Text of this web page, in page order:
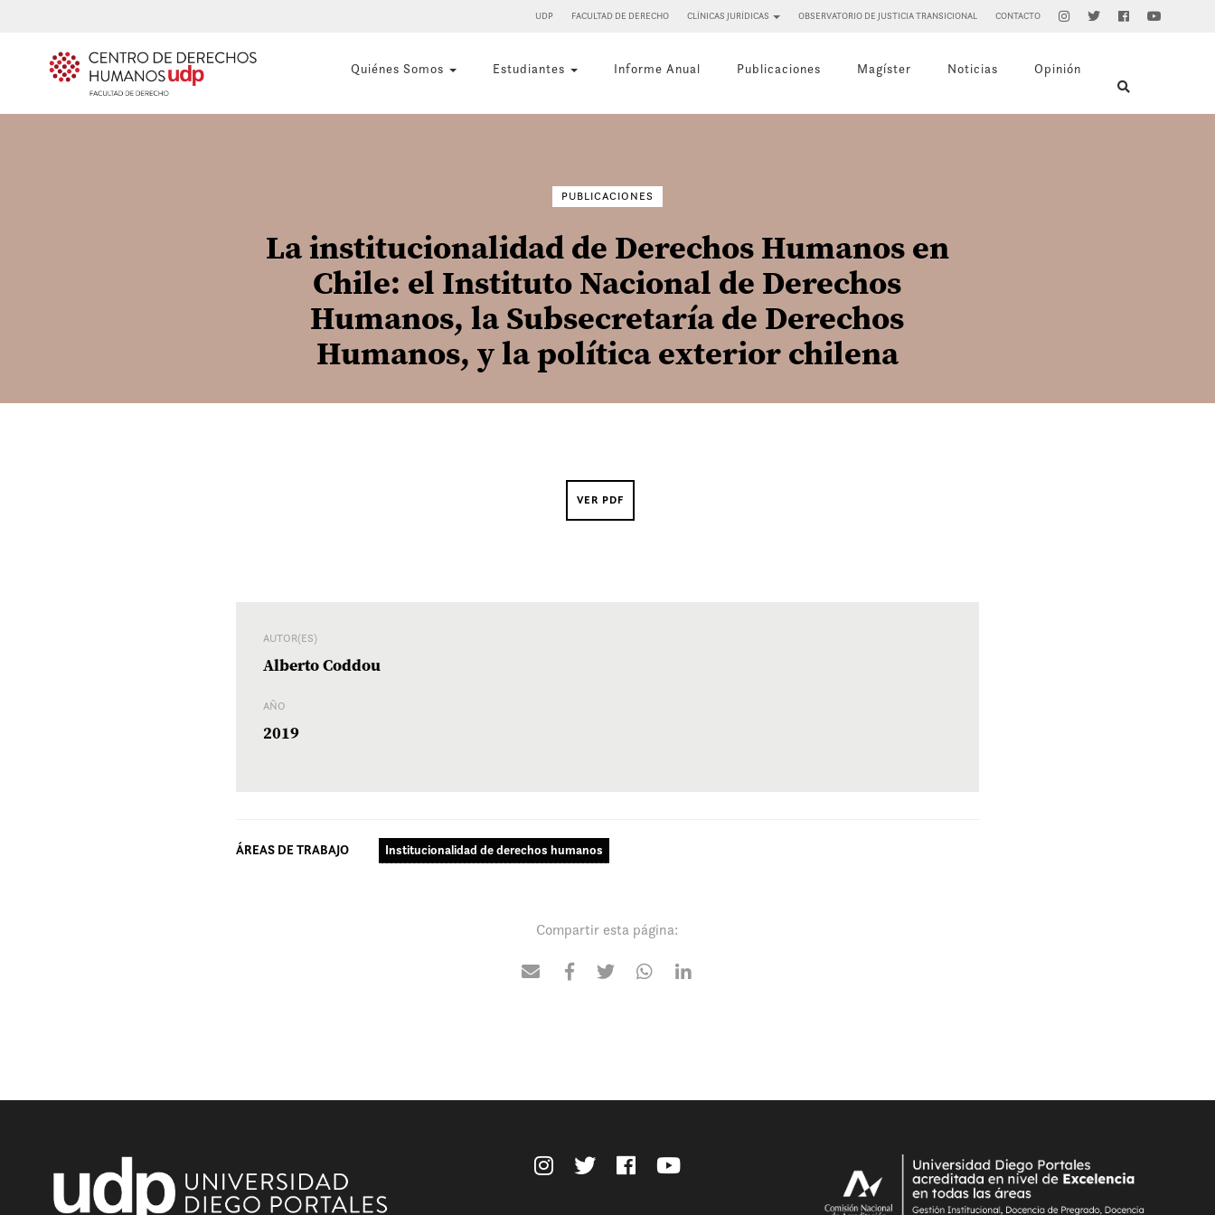
UDP FACULTAD DE DERECHO CLÍNICAS JURÍDICAS OBSERVATORIO DE JUSTICIA TRANSICIONAL CONTACTO
Quiénes Somos Estudiantes Informe Anual Publicaciones Magíster Noticias Opinión
PUBLICACIONES
La institucionalidad de Derechos Humanos en
Chile: el Instituto Nacional de Derechos
Humanos, la Subsecretaría de Derechos
Humanos, y la política exterior chilena
VER PDF
AUTOR(ES)
Alberto Coddou
AÑO
2019
ÁREAS DE TRABAJO Institucionalidad de derechos humanos
Compartir esta página: